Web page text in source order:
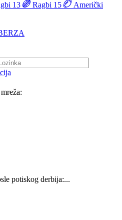
13 Ragbi 15
Američki
potiskog derbija:...